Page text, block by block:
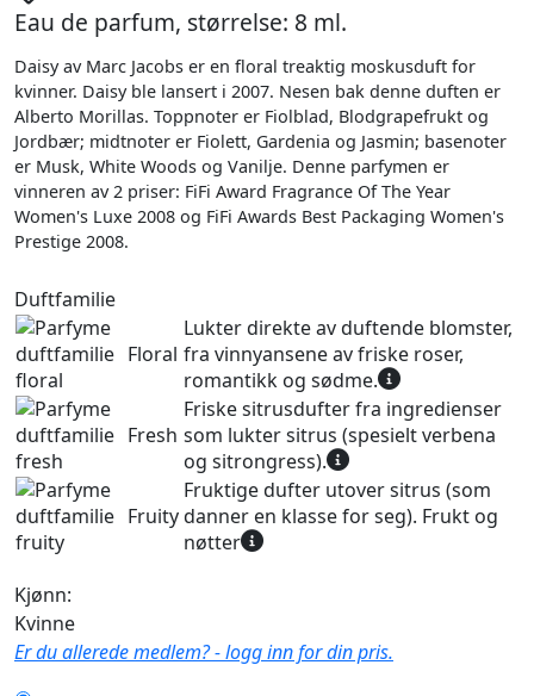
Eau de parfum, størrelse: 8 ml.
Daisy av Marc Jacobs er en floral treaktig moskusduft for
kvinner. Daisy ble lansert i 2007. Nesen bak denne duften er
Alberto Morillas. Toppnoter er Fiolblad, Blodgrapefrukt og
Jordbær; midtnoter er Fiolett, Gardenia og Jasmin; basenoter
er Musk, White Woods og Vanilje. Denne parfymen er
vinneren av 2 priser: FiFi Award Fragrance Of The Year
Women's Luxe 2008 og FiFi Awards Best Packaging Women's
Prestige 2008.
Duftfamilie
Floral
Lukter direkte av duftende blomster,
fra vinnyansene av friske roser,
romantikk og sødme.
Fresh
Friske sitrusdufter fra ingredienser
som lukter sitrus (spesielt verbena
og sitrongress).
Fruity
Fruktige dufter utover sitrus (som
danner en klasse for seg). Frukt og
nøtter
Kjønn:
Kvinne
Er du allerede medlem? - logg inn for din pris.